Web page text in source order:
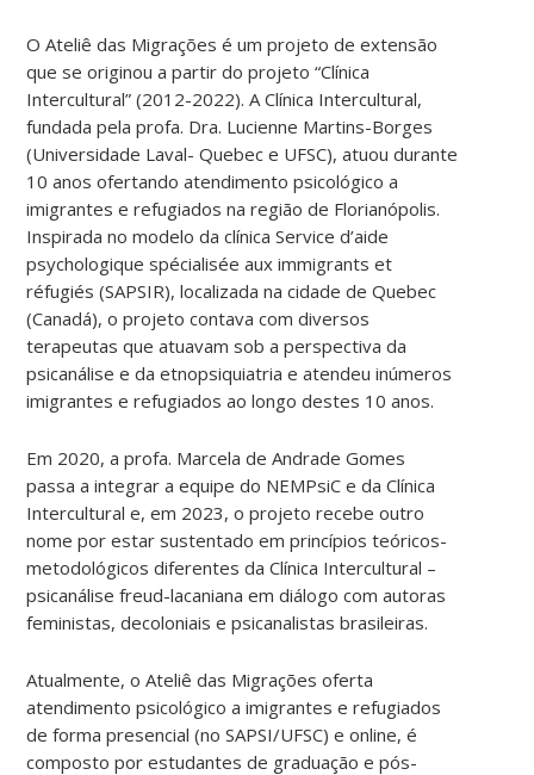
O Ateliê das Migrações é um projeto de extensão
que se originou a partir do projeto “Clínica
Intercultural” (2012-2022). A Clínica Intercultural,
fundada pela profa. Dra. Lucienne Martins-Borges
(Universidade Laval- Quebec e UFSC), atuou durante
10 anos ofertando atendimento psicológico a
imigrantes e refugiados na região de Florianópolis.
Inspirada no modelo da clínica Service d’aide
psychologique spécialisée aux immigrants et
réfugiés (SAPSIR), localizada na cidade de Quebec
(Canadá), o projeto contava com diversos
terapeutas que atuavam sob a perspectiva da
psicanálise e da etnopsiquiatria e atendeu inúmeros
imigrantes e refugiados ao longo destes 10 anos.
Em 2020, a profa. Marcela de Andrade Gomes
passa a integrar a equipe do NEMPsiC e da Clínica
Intercultural e, em 2023, o projeto recebe outro
nome por estar sustentado em princípios teóricos-
metodológicos diferentes da Clínica Intercultural –
psicanálise freud-lacaniana em diálogo com autoras
feministas, decoloniais e psicanalistas brasileiras.
Atualmente, o Ateliê das Migrações oferta
atendimento psicológico a imigrantes e refugiados
de forma presencial (no SAPSI/UFSC) e online, é
composto por estudantes de graduação e pós-